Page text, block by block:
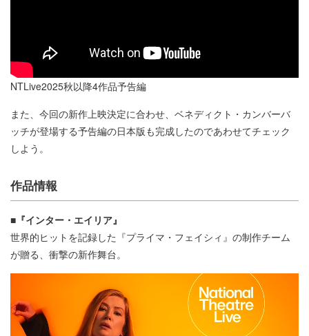
NTLive2025秋以降4作品予告編
また、今回の新作上映決定に合わせ、ベネディクト・カンバーバ
ッチが登場する予告編の日本版も完成したのであわせてチェック
しよう。
作品情報
■『インター・エイリア』
世界的ヒットを記録した『プライマ・フェイシィ』の制作チーム
が贈る、衝撃の新作舞台。